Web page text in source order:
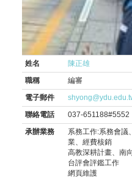
姓名
陳正雄
職稱
編審
電子郵件
聯絡電話
037-651188#5552
承辦業務
系務工作:系務會議
業、經費核銷
高教深耕計畫、南
台評會評鑑工作
網頁維護